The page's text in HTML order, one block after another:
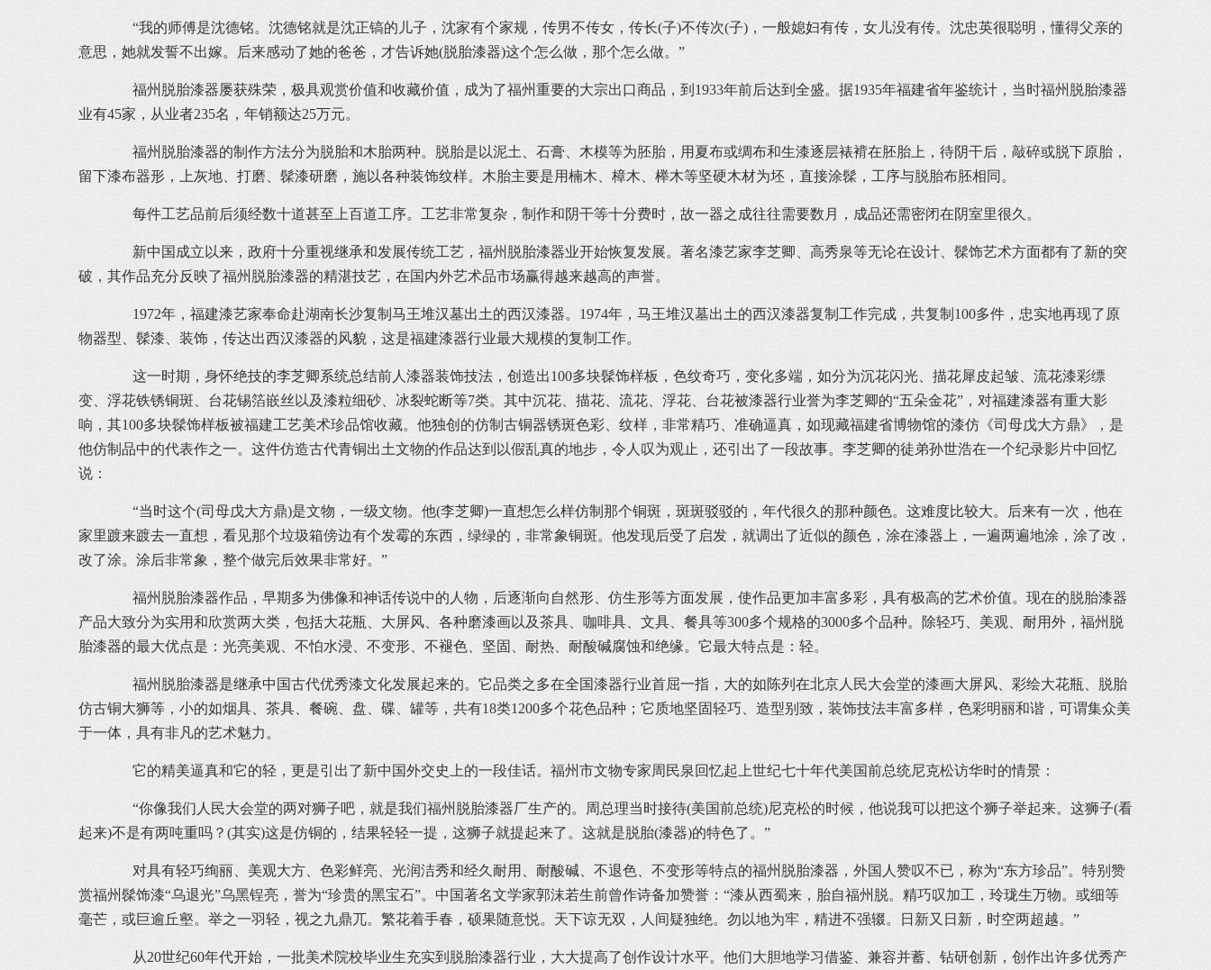
“我的师傅是沈德铭。沈德铭就是沈正镐的儿子，沈家有个家规，传男不传女，传长(子)不传次(子)，一般媳妇有传，女儿没有传。沈忠英很聪明，懂得父亲的
意思，她就发誓不出嫁。后来感动了她的爸爸，才告诉她(脱胎漆器)这个怎么做，那个怎么做。”
福州脱胎漆器屡获殊荣，极具观赏价值和收藏价值，成为了福州重要的大宗出口商品，到1933年前后达到全盛。据1935年福建省年鉴统计，当时福州脱胎漆器
业有45家，从业者235名，年销额达25万元。
福州脱胎漆器的制作方法分为脱胎和木胎两种。脱胎是以泥土、石膏、木模等为胚胎，用夏布或绸布和生漆逐层裱褙在胚胎上，待阴干后，敲碎或脱下原胎，
留下漆布器形，上灰地、打磨、髹漆研磨，施以各种装饰纹样。木胎主要是用楠木、樟木、榉木等坚硬木材为坯，直接涂髹，工序与脱胎布胚相同。
每件工艺品前后须经数十道甚至上百道工序。工艺非常复杂，制作和阴干等十分费时，故一器之成往往需要数月，成品还需密闭在阴室里很久。
新中国成立以来，政府十分重视继承和发展传统工艺，福州脱胎漆器业开始恢复发展。著名漆艺家李芝卿、高秀泉等无论在设计、髹饰艺术方面都有了新的突
破，其作品充分反映了福州脱胎漆器的精湛技艺，在国内外艺术品市场赢得越来越高的声誉。
1972年，福建漆艺家奉命赴湖南长沙复制马王堆汉墓出土的西汉漆器。1974年，马王堆汉墓出土的西汉漆器复制工作完成，共复制100多件，忠实地再现了原
物器型、髹漆、装饰，传达出西汉漆器的风貌，这是福建漆器行业最大规模的复制工作。
这一时期，身怀绝技的李芝卿系统总结前人漆器装饰技法，创造出100多块髹饰样板，色纹奇巧，变化多端，如分为沉花闪光、描花犀皮起皱、流花漆彩缥
变、浮花铁锈铜斑、台花锡箔嵌丝以及漆粒细砂、冰裂蛇断等7类。其中沉花、描花、流花、浮花、台花被漆器行业誉为李芝卿的“五朵金花”，对福建漆器有重大影
响，其100多块髹饰样板被福建工艺美术珍品馆收藏。他独创的仿制古铜器锈斑色彩、纹样，非常精巧、准确逼真，如现藏福建省博物馆的漆仿《司母戊大方鼎》，是
他仿制品中的代表作之一。这件仿造古代青铜出土文物的作品达到以假乱真的地步，令人叹为观止，还引出了一段故事。李芝卿的徒弟孙世浩在一个纪录影片中回忆
说：
“当时这个(司母戊大方鼎)是文物，一级文物。他(李芝卿)一直想怎么样仿制那个铜斑，斑斑驳驳的，年代很久的那种颜色。这难度比较大。后来有一次，他在
家里踱来踱去一直想，看见那个垃圾箱傍边有个发霉的东西，绿绿的，非常象铜斑。他发现后受了启发，就调出了近似的颜色，涂在漆器上，一遍两遍地涂，涂了改，
改了涂。涂后非常象，整个做完后效果非常好。”
福州脱胎漆器作品，早期多为佛像和神话传说中的人物，后逐渐向自然形、仿生形等方面发展，使作品更加丰富多彩，具有极高的艺术价值。现在的脱胎漆器
产品大致分为实用和欣赏两大类，包括大花瓶、大屏风、各种磨漆画以及茶具、咖啡具、文具、餐具等300多个规格的3000多个品种。除轻巧、美观、耐用外，福州脱
胎漆器的最大优点是：光亮美观、不怕水浸、不变形、不褪色、坚固、耐热、耐酸碱腐蚀和绝缘。它最大特点是：轻。
福州脱胎漆器是继承中国古代优秀漆文化发展起来的。它品类之多在全国漆器行业首屈一指，大的如陈列在北京人民大会堂的漆画大屏风、彩绘大花瓶、脱胎
仿古铜大狮等，小的如烟具、茶具、餐碗、盘、碟、罐等，共有18类1200多个花色品种；它质地坚固轻巧、造型别致，装饰技法丰富多样，色彩明丽和谐，可谓集众美
于一体，具有非凡的艺术魅力。
它的精美逼真和它的轻，更是引出了新中国外交史上的一段佳话。福州市文物专家周民泉回忆起上世纪七十年代美国前总统尼克松访华时的情景：
“你像我们人民大会堂的两对狮子吧，就是我们福州脱胎漆器厂生产的。周总理当时接待(美国前总统)尼克松的时候，他说我可以把这个狮子举起来。这狮子(看
起来)不是有两吨重吗？(其实)这是仿铜的，结果轻轻一提，这狮子就提起来了。这就是脱胎(漆器)的特色了。”
对具有轻巧绚丽、美观大方、色彩鲜亮、光润洁秀和经久耐用、耐酸碱、不退色、不变形等特点的福州脱胎漆器，外国人赞叹不已，称为“东方珍品”。特别赞
赏福州髹饰漆“乌退光”乌黑锃亮，誉为“珍贵的黑宝石”。中国著名文学家郭沫若生前曾作诗备加赞誉：“漆从西蜀来，胎自福州脱。精巧叹加工，玲珑生万物。或细等
毫芒，或巨逾丘壑。举之一羽轻，视之九鼎兀。繁花着手春，硕果随意悦。天下谅无双，人间疑独绝。勿以地为牢，精进不强辍。日新又日新，时空两超越。”
从20世纪60年代开始，一批美术院校毕业生充实到脱胎漆器行业，大大提高了创作设计水平。他们大胆地学习借鉴、兼容并蓄、钻研创新，创作出许多优秀产